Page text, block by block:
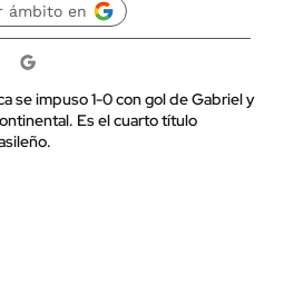
ámbito en
se impuso 1-0 con gol de Gabriel y
Es el cuarto título